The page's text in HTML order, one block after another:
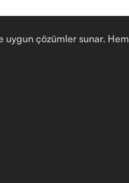
uygun çözümler sunar.